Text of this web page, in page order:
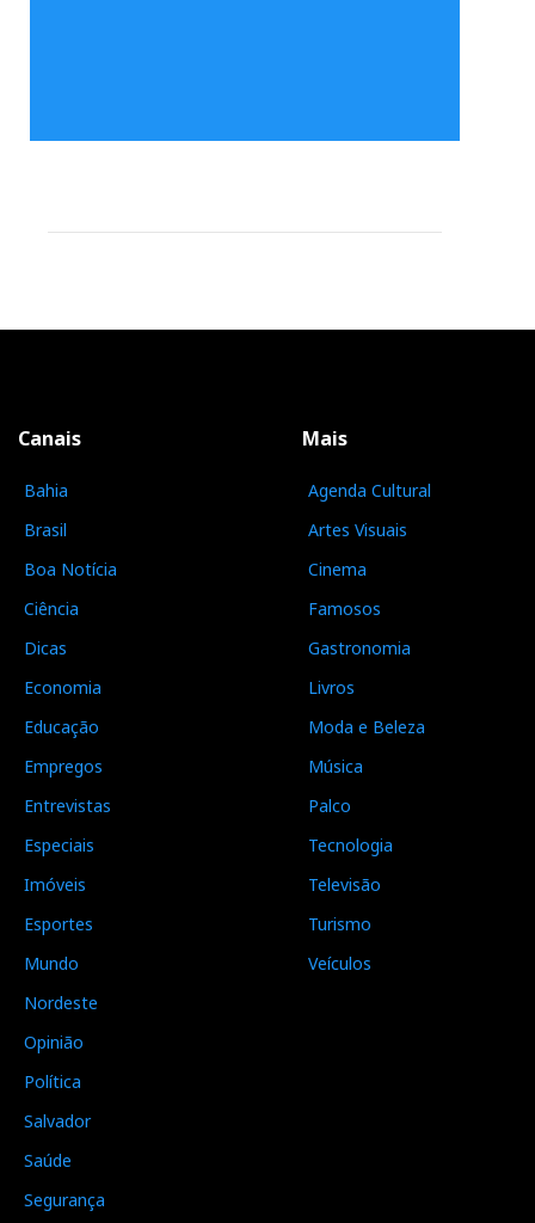
Canais
Bahia
Brasil
Boa Notícia
Ciência
Dicas
Economia
Educação
Empregos
Entrevistas
Especiais
Imóveis
Esportes
Mundo
Nordeste
Opinião
Política
Salvador
Saúde
Segurança
Mais
Agenda Cultural
Artes Visuais
Cinema
Famosos
Gastronomia
Livros
Moda e Beleza
Música
Palco
Tecnologia
Televisão
Turismo
Veículos